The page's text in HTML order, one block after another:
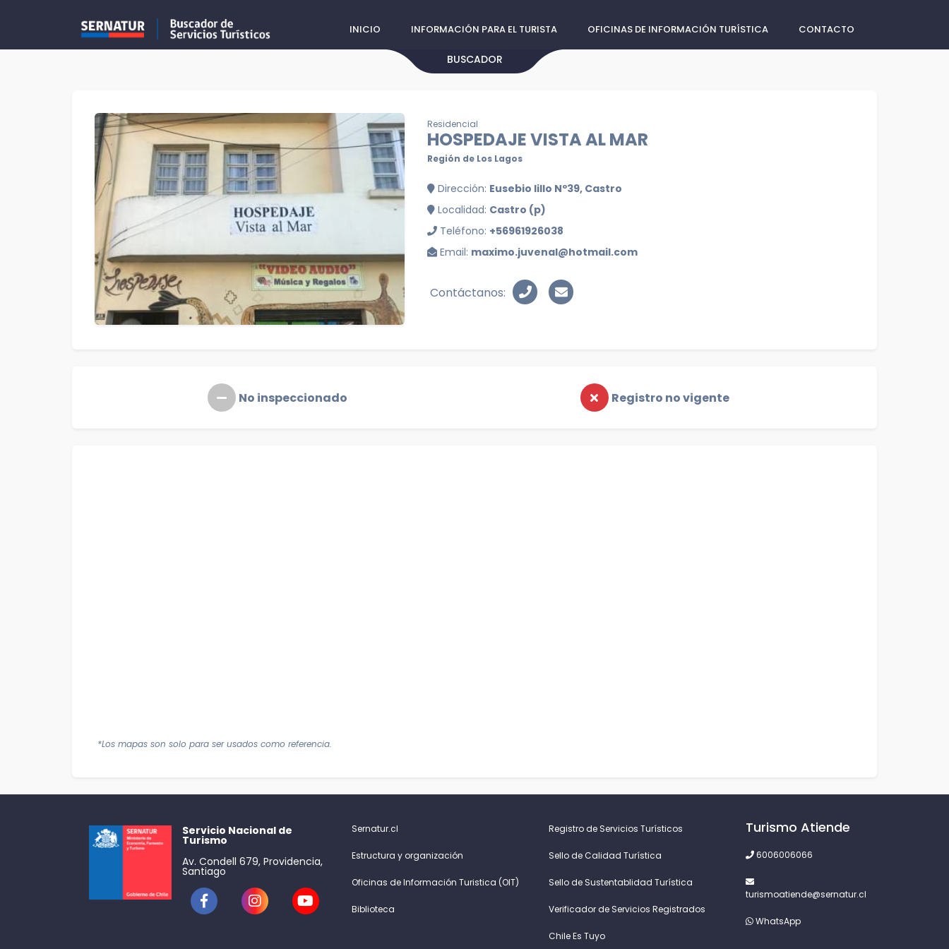
INICIO INFORMACIÓN PARA EL TURISTA OFICINAS DE INFORMACIÓN TURÍSTICA CONTACTO
BUSCADOR
Residencial
HOSPEDAJE VISTA AL MAR
Región de Los Lagos
Dirección: Eusebio lillo Nº39, Castro
Localidad: Castro (p)
Teléfono: +56961926038
Email: maximo.juvenal@hotmail.com
Contáctanos:
No inspeccionado Registro no vigente
*Los mapas son solo para ser usados como referencia.
Servicio Nacional de
Turismo
Av. Condell 679, Providencia,
Santiago
Sernatur.cl
Estructura y organización
Oficinas de Información Turistica (OIT)
Biblioteca
Registro de Servicios Turísticos
Sello de Calidad Turística
Sello de Sustentablidad Turística
Verificador de Servicios Registrados
Chile Es Tuyo
Turismo Atiende
6006006066
turismoatiende@sernatur.cl
WhatsApp